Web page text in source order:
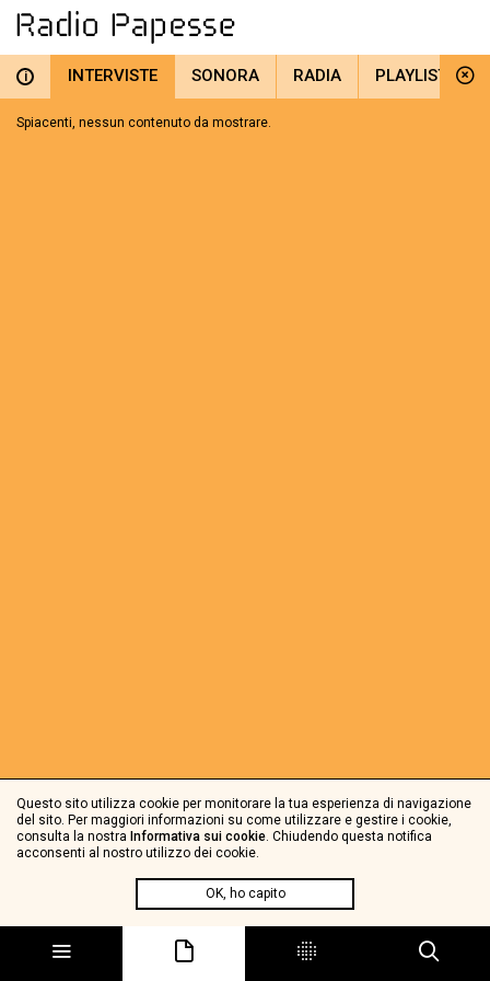
i INTERVISTE SONORA RADIA PLAYLIST
Spiacenti, nessun contenuto da mostrare.
Questo sito utilizza cookie per monitorare la tua esperienza di navigazione
del sito. Per maggiori informazioni su come utilizzare e gestire i cookie,
consulta la nostra Informativa sui cookie. Chiudendo questa notifica
acconsenti al nostro utilizzo dei cookie.
OK, ho capito